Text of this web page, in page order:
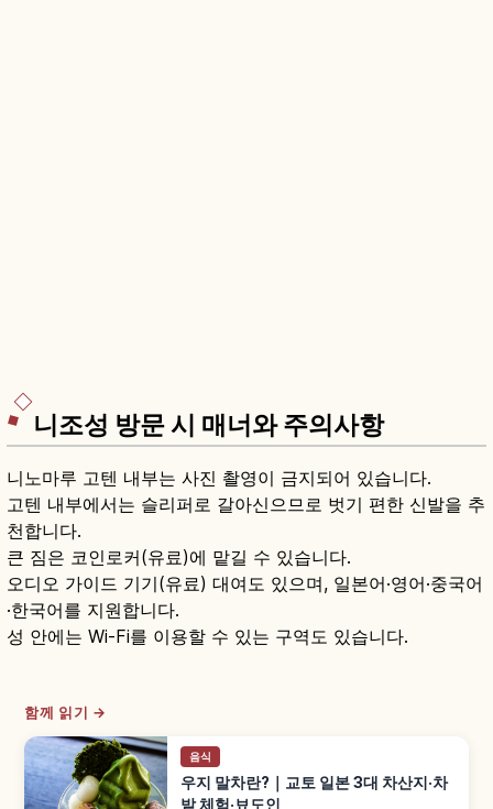
니조성 방문 시 매너와 주의사항
니노마루 고텐 내부는 사진 촬영이 금지되어 있습니다.
고텐 내부에서는 슬리퍼로 갈아신으므로 벗기 편한 신발을 추
천합니다.
큰 짐은 코인로커(유료)에 맡길 수 있습니다.
오디오 가이드 기기(유료) 대여도 있으며, 일본어·영어·중국어
·한국어를 지원합니다.
성 안에는 Wi-Fi를 이용할 수 있는 구역도 있습니다.
함께 읽기 →
음식
우지 말차란?｜교토 일본 3대 차산지·차
밭 체험·뵤도인